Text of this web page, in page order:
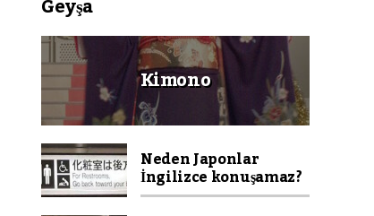
Geyşa
Kimono
Neden Japonlar
İngilizce konuşamaz?